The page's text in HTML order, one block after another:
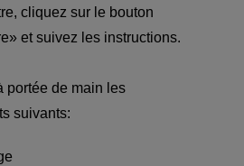
cliquez sur le bouton
et suivez les instructions.
portée de main les
suivants: